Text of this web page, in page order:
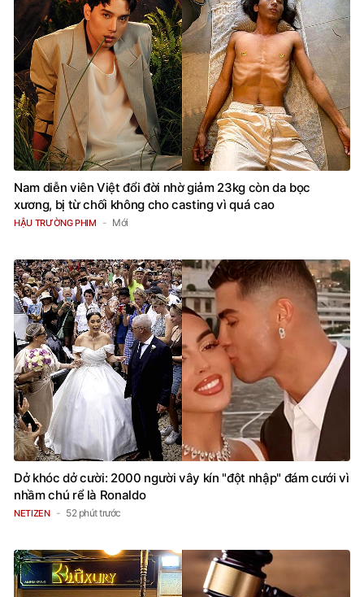
Nam diễn viên Việt đổi đời nhờ giảm 23kg còn da bọc
xương, bị từ chối không cho casting vì quá cao
HẬU TRƯỜNG PHIM Mới
Dở khóc dở cười: 2000 người vây kín "đột nhập" đám cưới vì
nhầm chú rể là Ronaldo
NETIZEN 52 phút trước